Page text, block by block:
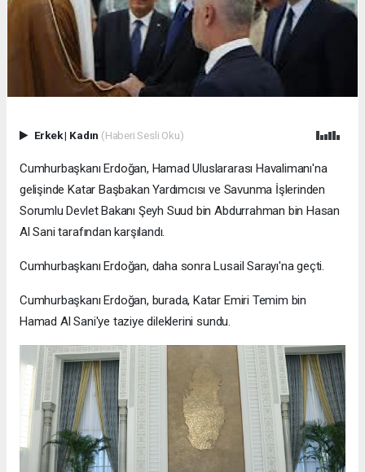
Erkek| Kadın (Haberi Sesli Oku)
Cumhurbaşkanı Erdoğan, Hamad Uluslararası Havalimanı'na
gelişinde Katar Başbakan Yardımcısı ve Savunma İşlerinden
Sorumlu Devlet Bakanı Şeyh Suud bin Abdurrahman bin Hasan
Al Sani tarafından karşılandı.
Cumhurbaşkanı Erdoğan, daha sonra Lusail Sarayı'na geçti.
Cumhurbaşkanı Erdoğan, burada, Katar Emiri Temim bin
Hamad Al Sani'ye taziye dileklerini sundu.